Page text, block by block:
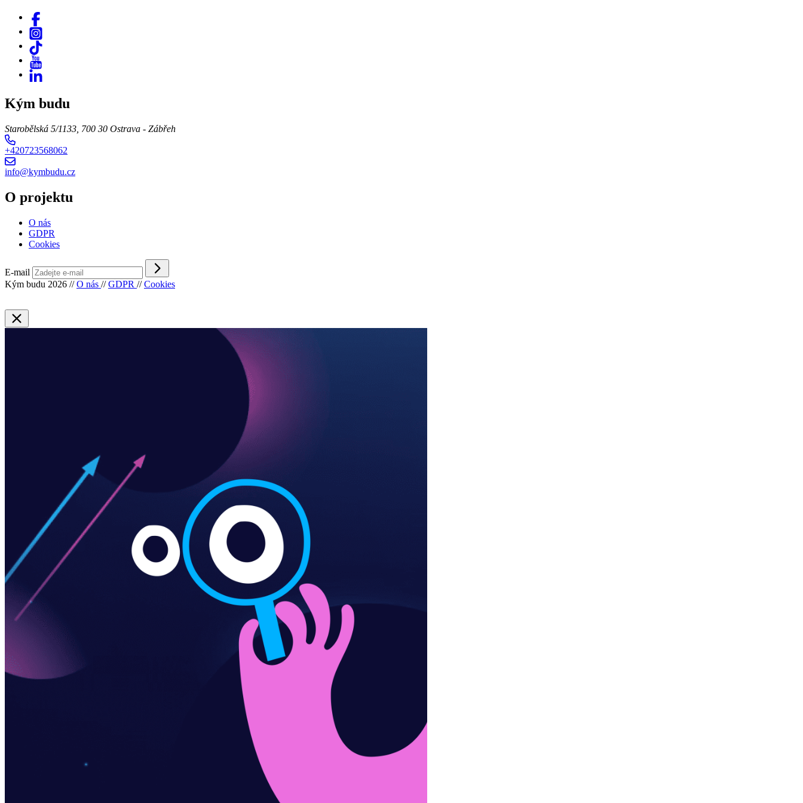
Kým budu
Starobělská 5/1133, 700 30 Ostrava - Zábřeh
+420723568062
info@kymbudu.cz
O projektu
O nás
GDPR
Cookies
E-mail
Kým budu 2026 // O nás // GDPR // Cookies